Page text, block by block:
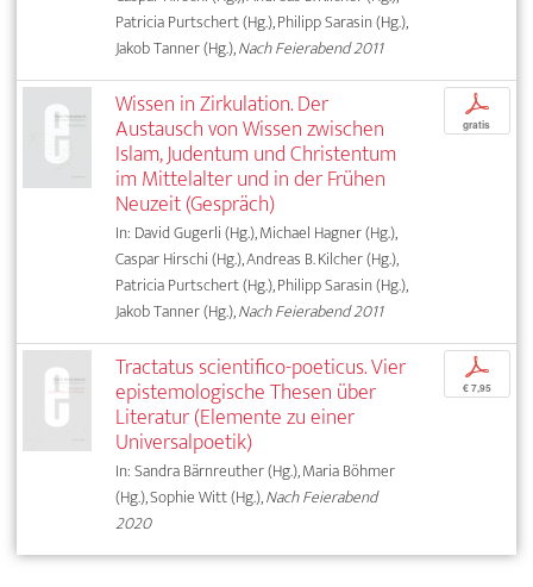
Patricia Purtschert (Hg.), Philipp Sarasin (Hg.),
Jakob Tanner (Hg.),Nach Feierabend 2011
Wissen in Zirkulation. Der
Austausch von Wissen zwischen
Islam, Judentum und Christentum
im Mittelalter und in der Frühen
Neuzeit (Gespräch)
In: David Gugerli (Hg.), Michael Hagner (Hg.),
Caspar Hirschi (Hg.), Andreas B. Kilcher (Hg.),
Patricia Purtschert (Hg.), Philipp Sarasin (Hg.),
Jakob Tanner (Hg.),Nach Feierabend 2011
p
gratis
Tractatus scientifico-poeticus. Vier
epistemologische Thesen über
Literatur (Elemente zu einer
Universalpoetik)
In: Sandra Bärnreuther (Hg.), Maria Böhmer
(Hg.), Sophie Witt (Hg.),Nach Feierabend
2020
p
€ 7,95